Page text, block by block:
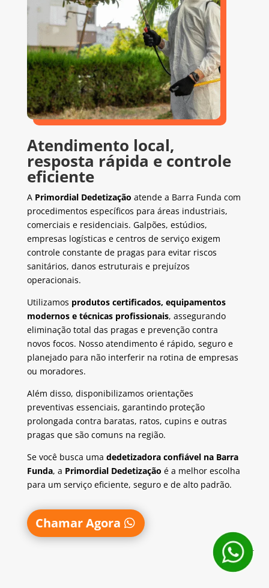
Atendimento local,
resposta rápida e controle
eficiente
A Primordial Dedetização atende a Barra Funda com
procedimentos específicos para áreas industriais,
comerciais e residenciais. Galpões, estúdios,
empresas logísticas e centros de serviço exigem
controle constante de pragas para evitar riscos
sanitários, danos estruturais e prejuízos
operacionais.
Utilizamos produtos certificados, equipamentos
modernos e técnicas profissionais, assegurando
eliminação total das pragas e prevenção contra
novos focos. Nosso atendimento é rápido, seguro e
planejado para não interferir na rotina de empresas
ou moradores.
Além disso, disponibilizamos orientações
preventivas essenciais, garantindo proteção
prolongada contra baratas, ratos, cupins e outras
pragas que são comuns na região.
Se você busca uma dedetizadora confiável na Barra
Funda, a Primordial Dedetização é a melhor escolha
para um serviço eficiente, seguro e de alto padrão.
Chamar Agora